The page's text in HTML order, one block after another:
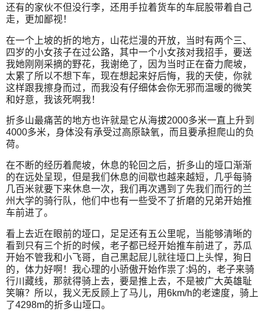
还有的家伙不但没行李，还用手拉着货车的车屁股带着自己
走，更加鄙视！
在一个上坡的折的地方，山花烂漫的开放，当时有两个三、
四岁的小女孩子在过公路，其中一个小女孩对我招手，要送
我她刚刚采摘的野花，我谢绝了，因为当时正在奋力爬坡，
太累了所以不想下车，现在想起来好后悔，我的天使，你就
这样跟我擦身而过，而我没有仔细体会你无邪而温暖的微笑
和好意，我该死啊我！
折多山最痛苦的地方也许就是它从海拔2000多米一直上升到
4000多米，身体没有承受过高原缺氧，而且要承担爬山的负
荷。
在不断的经历着爬坡，休息的轮回之后，折多山的垭口渐渐
的在远处呈现，但是我们休息的间歇也越来越短，几乎每骑
几百米就要下来休息一次，我们再次遇到了先我们而行的兰
州大学的骑行队，他们中也有一些受不了折磨的兄弟开始推
车前进了。
看上去近在眼前的垭口，足足还有五公里呢，当能够清晰的
看到只有三个折的时候，老子都已经开始推车前进了，苏瓜
开始不管我和小飞哥，自己黑起屁儿就往垭口上头悍，狗日
的，体力好啊！我心理的小骄傲开始作祟了:妈的，老子来骑
行川藏线，那就得骑上去，要是推上去，不是被广大英雄耻
笑嘛？所以，我义无反顾上了马儿，用6km/h的老速度，骑上
了4298m的折多山垭口。